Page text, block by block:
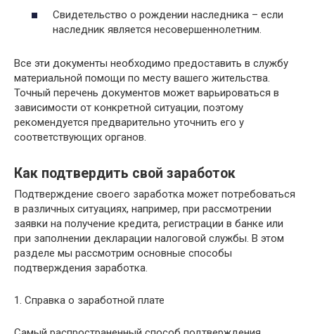
Свидетельство о рождении наследника – если
наследник является несовершеннолетним.
Все эти документы необходимо предоставить в службу
материальной помощи по месту вашего жительства.
Точный перечень документов может варьироваться в
зависимости от конкретной ситуации, поэтому
рекомендуется предварительно уточнить его у
соответствующих органов.
Как подтвердить свой заработок
Подтверждение своего заработка может потребоваться
в различных ситуациях, например, при рассмотрении
заявки на получение кредита, регистрации в банке или
при заполнении декларации налоговой службы. В этом
разделе мы рассмотрим основные способы
подтверждения заработка.
1. Справка о заработной плате